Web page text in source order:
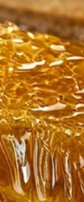
koje
manje od